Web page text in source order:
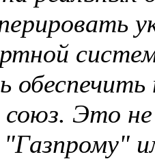
обеспечить
союз. Это
"Газпрому"